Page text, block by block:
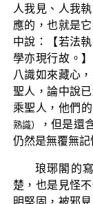
人我見、人我
應的，也就是
中說：【若法
學亦現行故。】
八識如來藏心
聖人，論中說
乘聖人，他們
熟識）
，但是還
仍然是無覆無記
琅琊閣的
楚，也是見怪
明堅固，被邪